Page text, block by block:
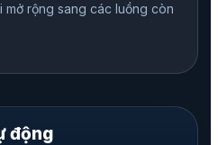
mở rộng sang các luồng còn
động